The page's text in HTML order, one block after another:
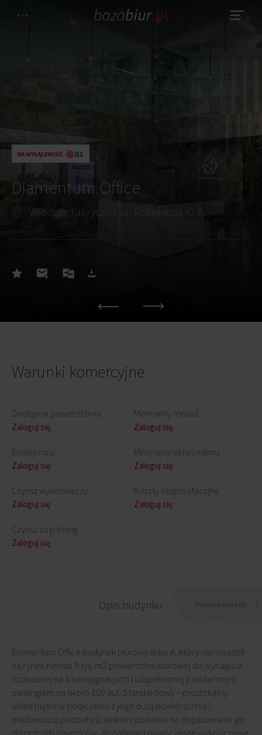
Diamentum Office
Wrocław, Fabryczna, ul. Robotnicza 42 A
Warunki komercyjne
Dostępna powierzchnia
Zaloguj się
Dostępność
Zaloguj się
Czynsz wywoławczy
Zaloguj się
Czynsz za parking
Zaloguj się
Minimalny moduł
Zaloguj się
Minimalny okres najmu
Zaloguj się
Koszty eksploatacyjne
Zaloguj się
Opis budynku
Diamentum Office budynek biurowy klasy A, który wprowadził
na rynek niemal 9 tys. m2 powierzchni biurowej do wynajęcia
rozłożonej na 8 kondygnacjach i uzupełnionej podziemnym
parkingiem na około 100 aut. Standardowy – prostokątny
układ piętra w połączeniu z jego dużą powierzchnią i
możliwością podziału ściankami pozwola na dopasowanie go
do potrzeb najemców, dodatkowo nowoczesne wykończenie